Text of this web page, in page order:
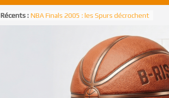
Récents : Rudy Gobert, deuxième Français élu
NBA Finals 2005 : les Spurs décrochent
un troisième titre NBA, la rude bataille
NBA Finals 2021 : les Bucks et Giannis
Antetokounmpo triomphent, le Greek
Freek élu MVP
Shai Gilgeous-Alexander : son premier